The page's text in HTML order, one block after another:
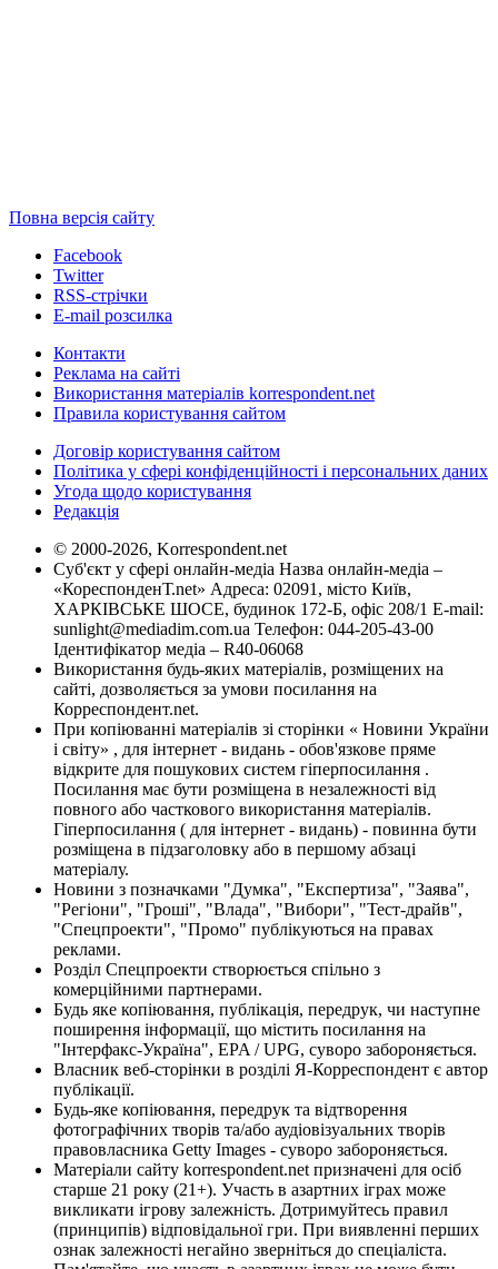
Повна версія сайту
Facebook
Twitter
RSS-стрічки
E-mail розсилка
Контакти
Реклама на сайті
Використання матеріалів korrespondent.net
Правила користування сайтом
Договір користування сайтом
Політика у сфері конфіденційності і персональних даних
Угода щодо користування
Редакція
© 2000-2026, Korrespondent.net
Суб'єкт у сфері онлайн-медіа Назва онлайн-медіа –
«КореспонденТ.net» Адреса: 02091, місто Київ,
ХАРКІВСЬКЕ ШОСЕ, будинок 172-Б, офіс 208/1 E-mail:
sunlight@mediadim.com.ua Телефон: 044-205-43-00
Ідентифікатор медіа – R40-06068
Використання будь-яких матеріалів, розміщених на
сайті, дозволяється за умови посилання на
Корреспондент.net.
При копіюванні матеріалів зі сторінки « Новини України
і світу» , для інтернет - видань - обов'язкове пряме
відкрите для пошукових систем гіперпосилання .
Посилання має бути розміщена в незалежності від
повного або часткового використання матеріалів.
Гіперпосилання ( для інтернет - видань) - повинна бути
розміщена в підзаголовку або в першому абзаці
матеріалу.
Новини з позначками "Думка", "Експертиза", "Заява",
"Регіони", "Гроші", "Влада", "Вибори", "Тест-драйв",
"Спецпроекти", "Промо" публікуються на правах
реклами.
Розділ Спецпроекти створюється спільно з
комерційними партнерами.
Будь яке копіювання, публікація, передрук, чи наступне
поширення інформації, що містить посилання на
"Інтерфакс-Україна", EPA / UPG, суворо забороняється.
Власник веб-сторінки в розділі Я-Корреспондент є автор
публікації.
Будь-яке копіювання, передрук та відтворення
фотографічних творів та/або аудіовізуальних творів
правовласника Getty Images - суворо забороняється.
Матеріали сайту korrespondent.net призначені для осіб
старше 21 року (21+). Участь в азартних іграх може
викликати ігрову залежність. Дотримуйтесь правил
(принципів) відповідальної гри. При виявленні перших
ознак залежності негайно зверніться до спеціаліста.